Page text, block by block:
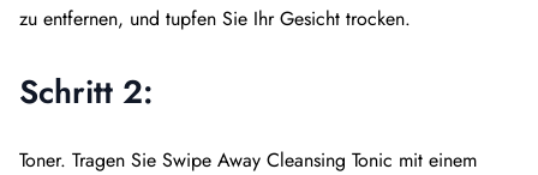
zu entfernen, und tupfen Sie Ihr Gesicht trocken.
Schritt 2:
Toner. Tragen Sie Swipe Away Cleansing Tonic mit einem